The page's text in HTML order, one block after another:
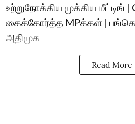
உற்றுநோக்கிய முக்கிய மீட்டிங் |
கைக்கோர்த்த MPக்கள் |
அதிமுக
Read More